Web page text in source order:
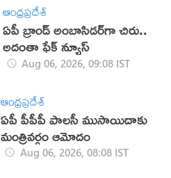
ఆంధ్రప్రదేశ్
ఏపీ బ్రాండ్‌ అంబాసిడర్‌గా చిరు..
అదంతా ఫేక్‌ న్యూస్‌
Aug 06, 2026, 09:08 IST
ఆంధ్రప్రదేశ్
ఏపీ పీపీపీ పాలసీ ముసాయిదాకు
మంత్రివర్గం ఆమోదం
Aug 06, 2026, 08:08 IST